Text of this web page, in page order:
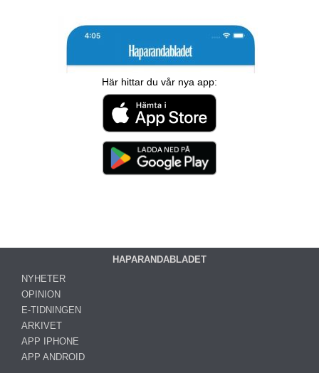
Här hittar du vår nya app:
HAPARANDABLADET
NYHETER
OPINION
E-TIDNINGEN
ARKIVET
APP IPHONE
APP ANDROID